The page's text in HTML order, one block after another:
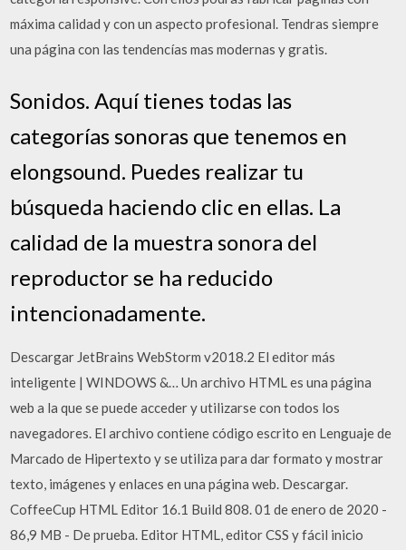
máxima calidad y con un aspecto profesional. Tendras siempre
una página con las tendencías mas modernas y gratis.
Sonidos. Aquí tienes todas las
categorías sonoras que tenemos en
elongsound. Puedes realizar tu
búsqueda haciendo clic en ellas. La
calidad de la muestra sonora del
reproductor se ha reducido
intencionadamente.
Descargar JetBrains WebStorm v2018.2 El editor más
inteligente | WINDOWS &… Un archivo HTML es una página
web a la que se puede acceder y utilizarse con todos los
navegadores. El archivo contiene código escrito en Lenguaje de
Marcado de Hipertexto y se utiliza para dar formato y mostrar
texto, imágenes y enlaces en una página web. Descargar.
CoffeeCup HTML Editor 16.1 Build 808. 01 de enero de 2020 -
86,9 MB - De prueba. Editor HTML, editor CSS y fácil inicio